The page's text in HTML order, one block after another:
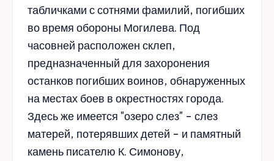
табличками с сотнями фамилий, погибших
во время обороны Могилева. Под
часовней расположен склеп,
предназначенный для захоронения
останков погибших воинов, обнаруженных
на местах боев в окрестностях города.
Здесь же имеется "озеро слез" - слез
матерей, потерявших детей - и памятный
камень писателю К. Симонову,